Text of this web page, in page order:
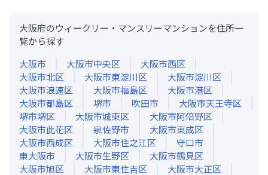
大阪府のウィークリー・マンスリーマンションを住所一
覧から探す
大阪市
大阪市中央区
大阪市西区
大阪市北区
大阪市東淀川区
大阪市淀川区
大阪市浪速区
大阪市福島区
大阪市港区
大阪市都島区
堺市 吹田市
大阪市天王寺区
堺市堺区
大阪市城東区
大阪市阿倍野区
大阪市此花区
泉佐野市
大阪市東成区
大阪市西成区
大阪市住之江区
守口市
東大阪市
大阪市生野区
大阪市鶴見区
大阪市旭区
大阪市東住吉区
大阪市大正区